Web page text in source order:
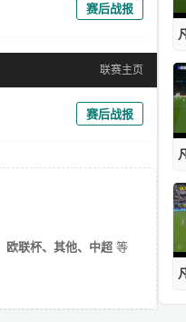
赛后战报
联赛主页
赛后战报
欧联杯、其他、中超 等